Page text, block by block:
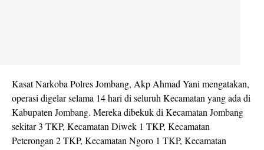
Kasat Narkoba Polres Jombang, Akp Ahmad Yani mengatakan,
operasi digelar selama 14 hari di seluruh Kecamatan yang ada di
Kabupaten Jombang. Mereka dibekuk di Kecamatan Jombang
sekitar 3 TKP, Kecamatan Diwek 1 TKP, Kecamatan
Peterongan 2 TKP, Kecamatan Ngoro 1 TKP, Kecamatan